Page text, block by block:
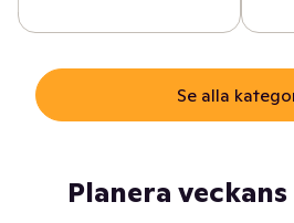
Se alla
Planera